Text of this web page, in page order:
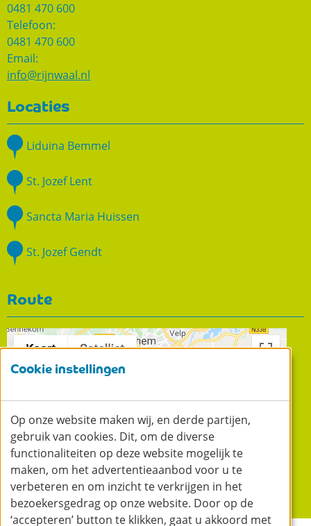
0481 470 600
Telefoon:
0481 470 600
Email:
info@rijnwaal.nl
Locaties
Liduina Bemmel
St. Jozef Lent
Sancta Maria Huissen
St. Jozef Gendt
Route
Liduina
Bemmel
Cookie instellingen
Op onze website maken wij, en derde partijen,
gebruik van cookies. Dit, om de diverse
functionaliteiten op deze website mogelijk te
maken, om het advertentieaanbod voor u te
verbeteren en om inzicht te verkrijgen in het
bezoekersgedrag op onze website. Door op de
‘accepteren’ button te klikken, gaat u akkoord met